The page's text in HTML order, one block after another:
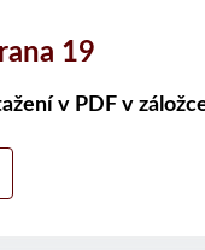
19
v PDF v